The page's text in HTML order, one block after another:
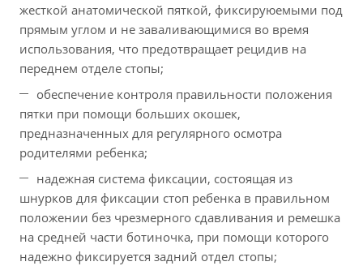
жесткой анатомической пяткой, фиксируюемыми под
прямым углом и не заваливающимися во время
использования, что предотвращает рецидив на
переднем отделе стопы;
обеспечение контроля правильности положения
пятки при помощи больших окошек,
предназначенных для регулярного осмотра
родителями ребенка;
надежная система фиксации, состоящая из
шнурков для фиксации стоп ребенка в правильном
положении без чрезмерного сдавливания и ремешка
на средней части ботиночка, при помощи которого
надежно фиксируется задний отдел стопы;